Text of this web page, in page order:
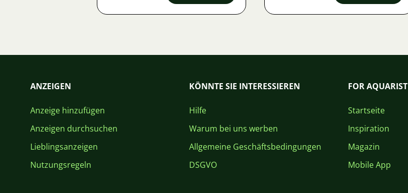
ANZEIGEN
Anzeige hinzufügen
Anzeigen durchsuchen
Lieblingsanzeigen
Nutzungsregeln
KÖNNTE SIE INTERESSIEREN
Hilfe
Warum bei uns werben
Allgemeine Geschäftsbedingungen
DSGVO
FOR AQUARIST
Startseite
Inspiration
Magazin
Mobile App